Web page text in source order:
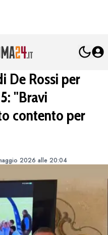
De Rossi per
"Bravi
contento per
2026 alle 20:04